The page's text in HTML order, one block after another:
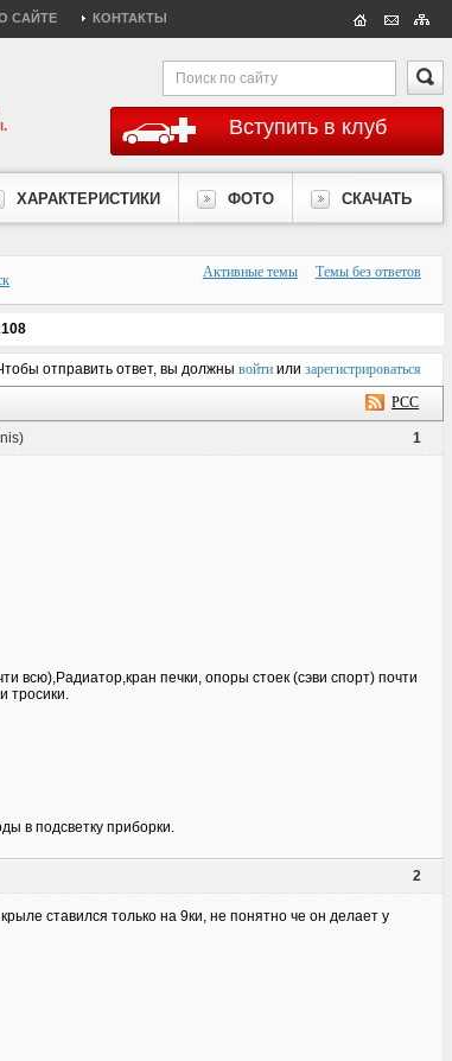
САЙТЕ КОНТАКТЫ
Вступить в клуб
ХАРАКТЕРИСТИКИ ФОТО СКАЧАТЬ
Активные темы Темы без ответов
отправить ответ, вы должны войтиили зарегистрироваться
РСС
1
всю),Радиатор,кран печки, опоры стоек (сэви спорт) почти
тросики.
в подсветку приборки.
2
ставился только на 9ки, не понятно че он делает у